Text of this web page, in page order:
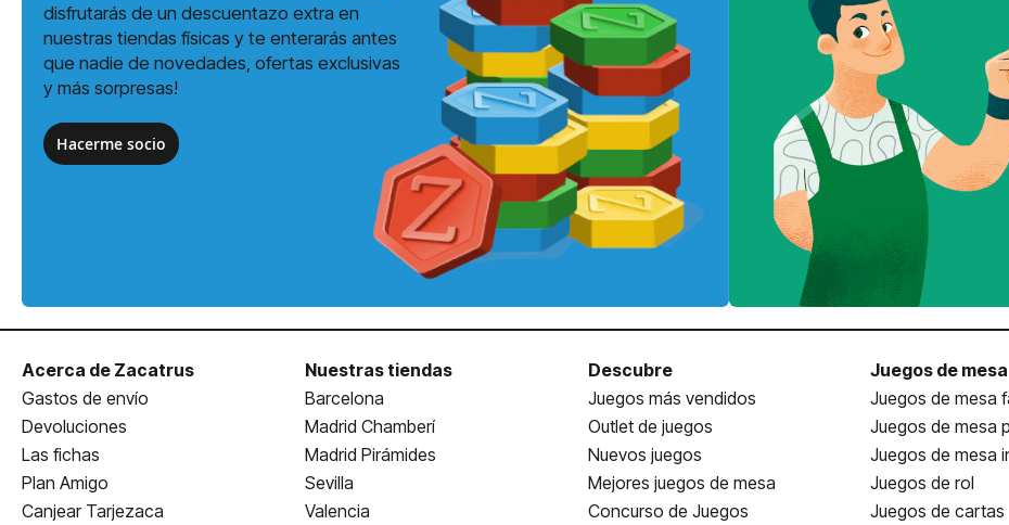
disfrutarás de un descuentazo extra en
nuestras tiendas físicas y te enterarás antes
que nadie de novedades, ofertas exclusivas
y más sorpresas!
Hacerme socio
Acerca de Zacatrus
Gastos de envío
Devoluciones
Las fichas
Plan Amigo
Canjear Tarjezaca
Nuestras tiendas
Barcelona
Madrid Chamberí
Madrid Pirámides
Sevilla
Valencia
Descubre
Juegos más vendidos
Outlet de juegos
Nuevos juegos
Mejores juegos de mesa
Concurso de Juegos
Juegos de mesa
Juegos de mesa
Juegos de mesa
Juegos de mesa
Juegos de rol
Juegos de cartas